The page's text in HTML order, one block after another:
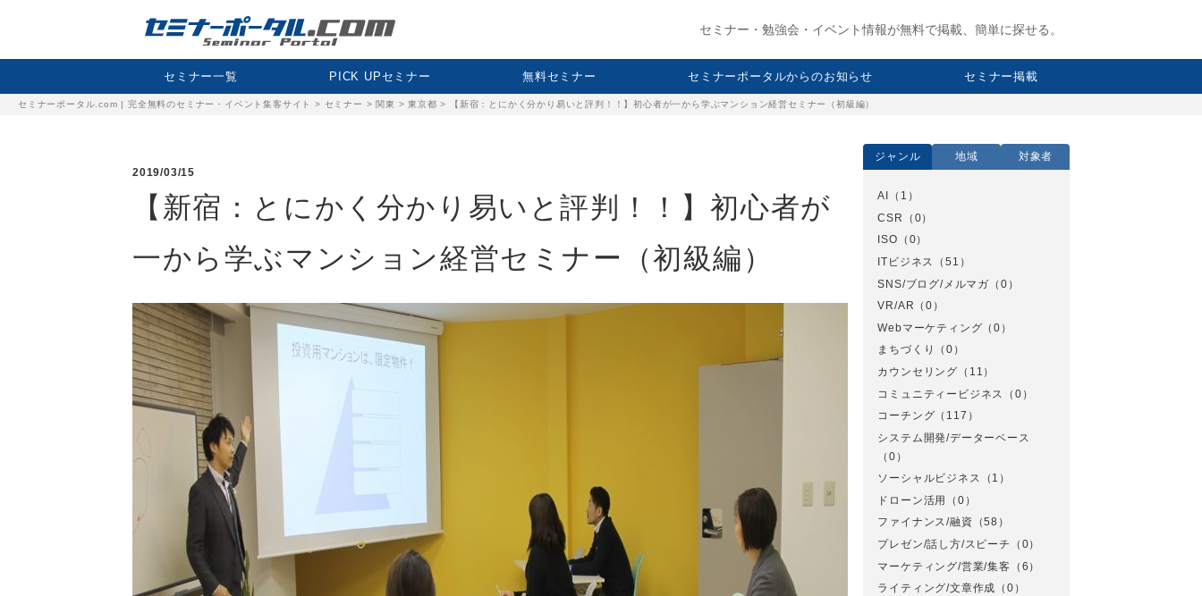
セミナー・勉強会・イベント情報が無料で掲載、簡単に探せる。
セミナー一覧 PICK UPセミナー 無料セミナー セミナーポータルからのお知らせ セミナー掲載
セミナーポータル.com | 完全無料のセミナー・イベント集客サイト > セミナー > 関東 >東京都 > 【新宿：とにかく分かり易いと評判！！】初心者が一から学ぶマンション経営セミナー（初級編）
2019/03/15
【新宿：とにかく分かり易いと評判！！】初心者が
一から学ぶマンション経営セミナー（初級編）
ジャンル 地域 対象者
AI
（1）
CSR
（0）
ISO （0）
ITビジネス
（51）
SNS/ブログ/メルマガ （0）
VR/AR （0）
Webマーケティング （0）
まちづくり
（0）
カウンセリング （11）
コミュニティービジネス
（0）
コーチング （117）
システム開発/データーベース
（0）
ソーシャルビジネス
（1）
ドローン活用
（0）
ファイナンス/融資 （58）
プレゼン/話し方/スピーチ
（0）
マーケティング/営業/集客 （6）
ライティング/文章作成 （0）